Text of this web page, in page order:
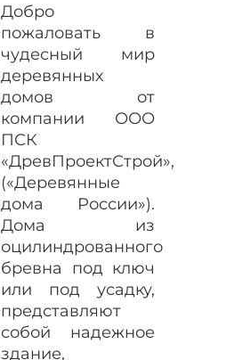
Добро
пожаловать в
чудесный мир
деревянных
домов от
компании ООО
ПСК
«ДревПроектСтрой»,
(«Деревянные
дома России»).
Дома из
оцилиндрованного
бревна под ключ
или под усадку,
представляют
собой надежное
здание,